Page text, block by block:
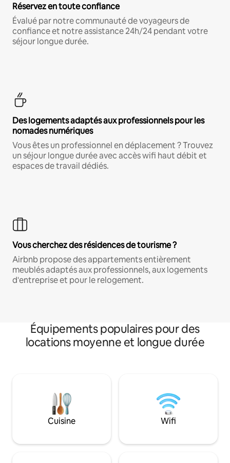
Réservez en toute confiance
Évalué par notre communauté de voyageurs de
confiance et notre assistance 24h/24 pendant votre
séjour longue durée.
Des logements adaptés aux professionnels pour les
nomades numériques
Vous êtes un professionnel en déplacement ? Trouvez
un séjour longue durée avec accès wifi haut débit et
espaces de travail dédiés.
Vous cherchez des résidences de tourisme ?
Airbnb propose des appartements entièrement
meublés adaptés aux professionnels, aux logements
d'entreprise et pour le relogement.
Équipements populaires pour des
locations moyenne et longue durée
Cuisine Wifi